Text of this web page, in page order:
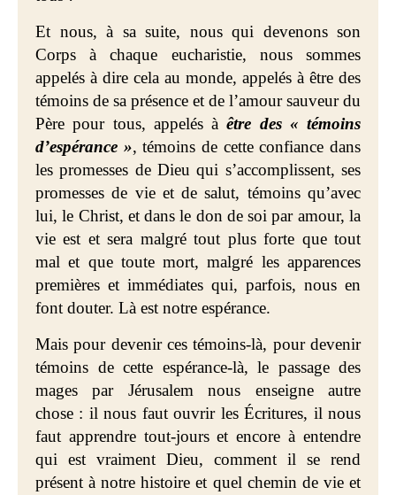
Et nous, à sa suite, nous qui devenons son
Corps à chaque eucharistie, nous sommes
appelés à dire cela au monde, appelés à être des
témoins de sa présence et de l’amour sauveur du
Père pour tous, appelés àêtre des « témoins
d’espérance », témoins de cette confiance dans
les promesses de Dieu qui s’accomplissent, ses
promesses de vie et de salut, témoins qu’avec
lui, le Christ, et dans le don de soi par amour, la
vie est et sera malgré tout plus forte que tout
mal et que toute mort, malgré les apparences
premières et immédiates qui, parfois, nous en
font douter. Là est notre espérance.
Mais pour devenir ces témoins-là, pour devenir
témoins de cette espérance-là, le passage des
mages par Jérusalem nous enseigne autre
chose : il nous faut ouvrir les Écritures, il nous
faut apprendre tout-jours et encore à entendre
qui est vraiment Dieu, comment il se rend
présent à notre histoire et quel chemin de vie et